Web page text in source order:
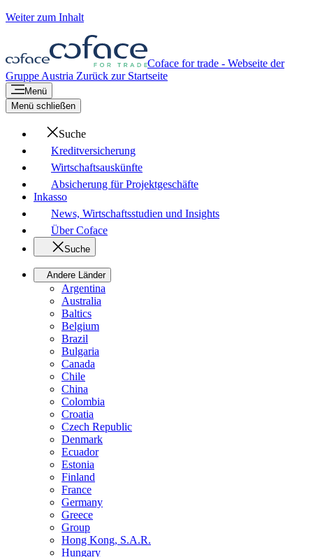
Weiter zum Inhalt
Coface for trade - Webseite der
Gruppe Austria Zurück zur Startseite
Menü
Menü schließen
Suche
Kreditversicherung
Wirtschaftsauskünfte
Absicherung für Projektgeschäfte
Inkasso
News, Wirtschaftsstudien und Insights
Über Coface
Suche
Andere Länder
Argentina
Australia
Baltics
Belgium
Brazil
Bulgaria
Canada
Chile
China
Colombia
Croatia
Czech Republic
Denmark
Ecuador
Estonia
Finland
France
Germany
Greece
Group
Hong Kong, S.A.R.
Hungary